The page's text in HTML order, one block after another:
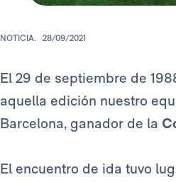
NOTICIA. 28/09/2021
El 29 de septiembre de
aquella edición nuestro
Barcelona, ganador de la
El encuentro de ida tuvo